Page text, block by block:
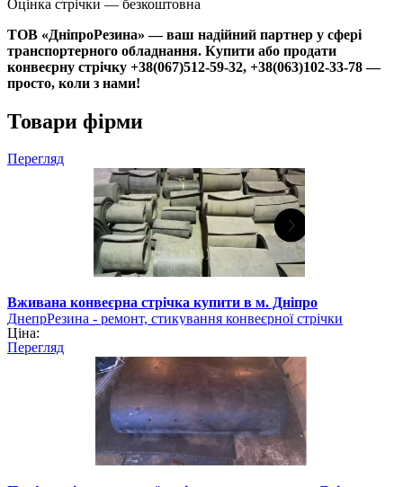
Оцінка стрічки — безкоштовна
ТОВ «ДніпроРезина» — ваш надійний партнер у сфері
транспортерного обладнання. Купити або продати
конвеєрну стрічку +38(067)512-59-32, +38(063)102-33-78 —
просто, коли з нами!
Товари фірми
Перегляд
Вживана конвеєрна стрічка купити в м. Дніпро
ДнепрРезина - ремонт, стикування конвеєрної стрічки
Ціна:
Перегляд